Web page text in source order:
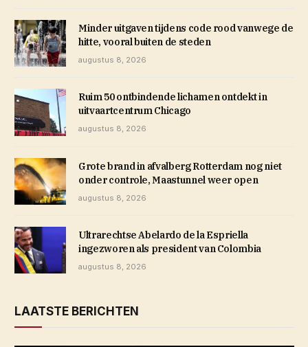
Minder uitgaven tijdens code rood vanwege de
hitte, vooral buiten de steden
augustus 8, 2026
Ruim 50 ontbindende lichamen ontdekt in
uitvaartcentrum Chicago
augustus 8, 2026
Grote brand in afvalberg Rotterdam nog niet
onder controle, Maastunnel weer open
augustus 8, 2026
Ultrarechtse Abelardo de la Espriella
ingezworen als president van Colombia
augustus 8, 2026
LAATSTE BERICHTEN